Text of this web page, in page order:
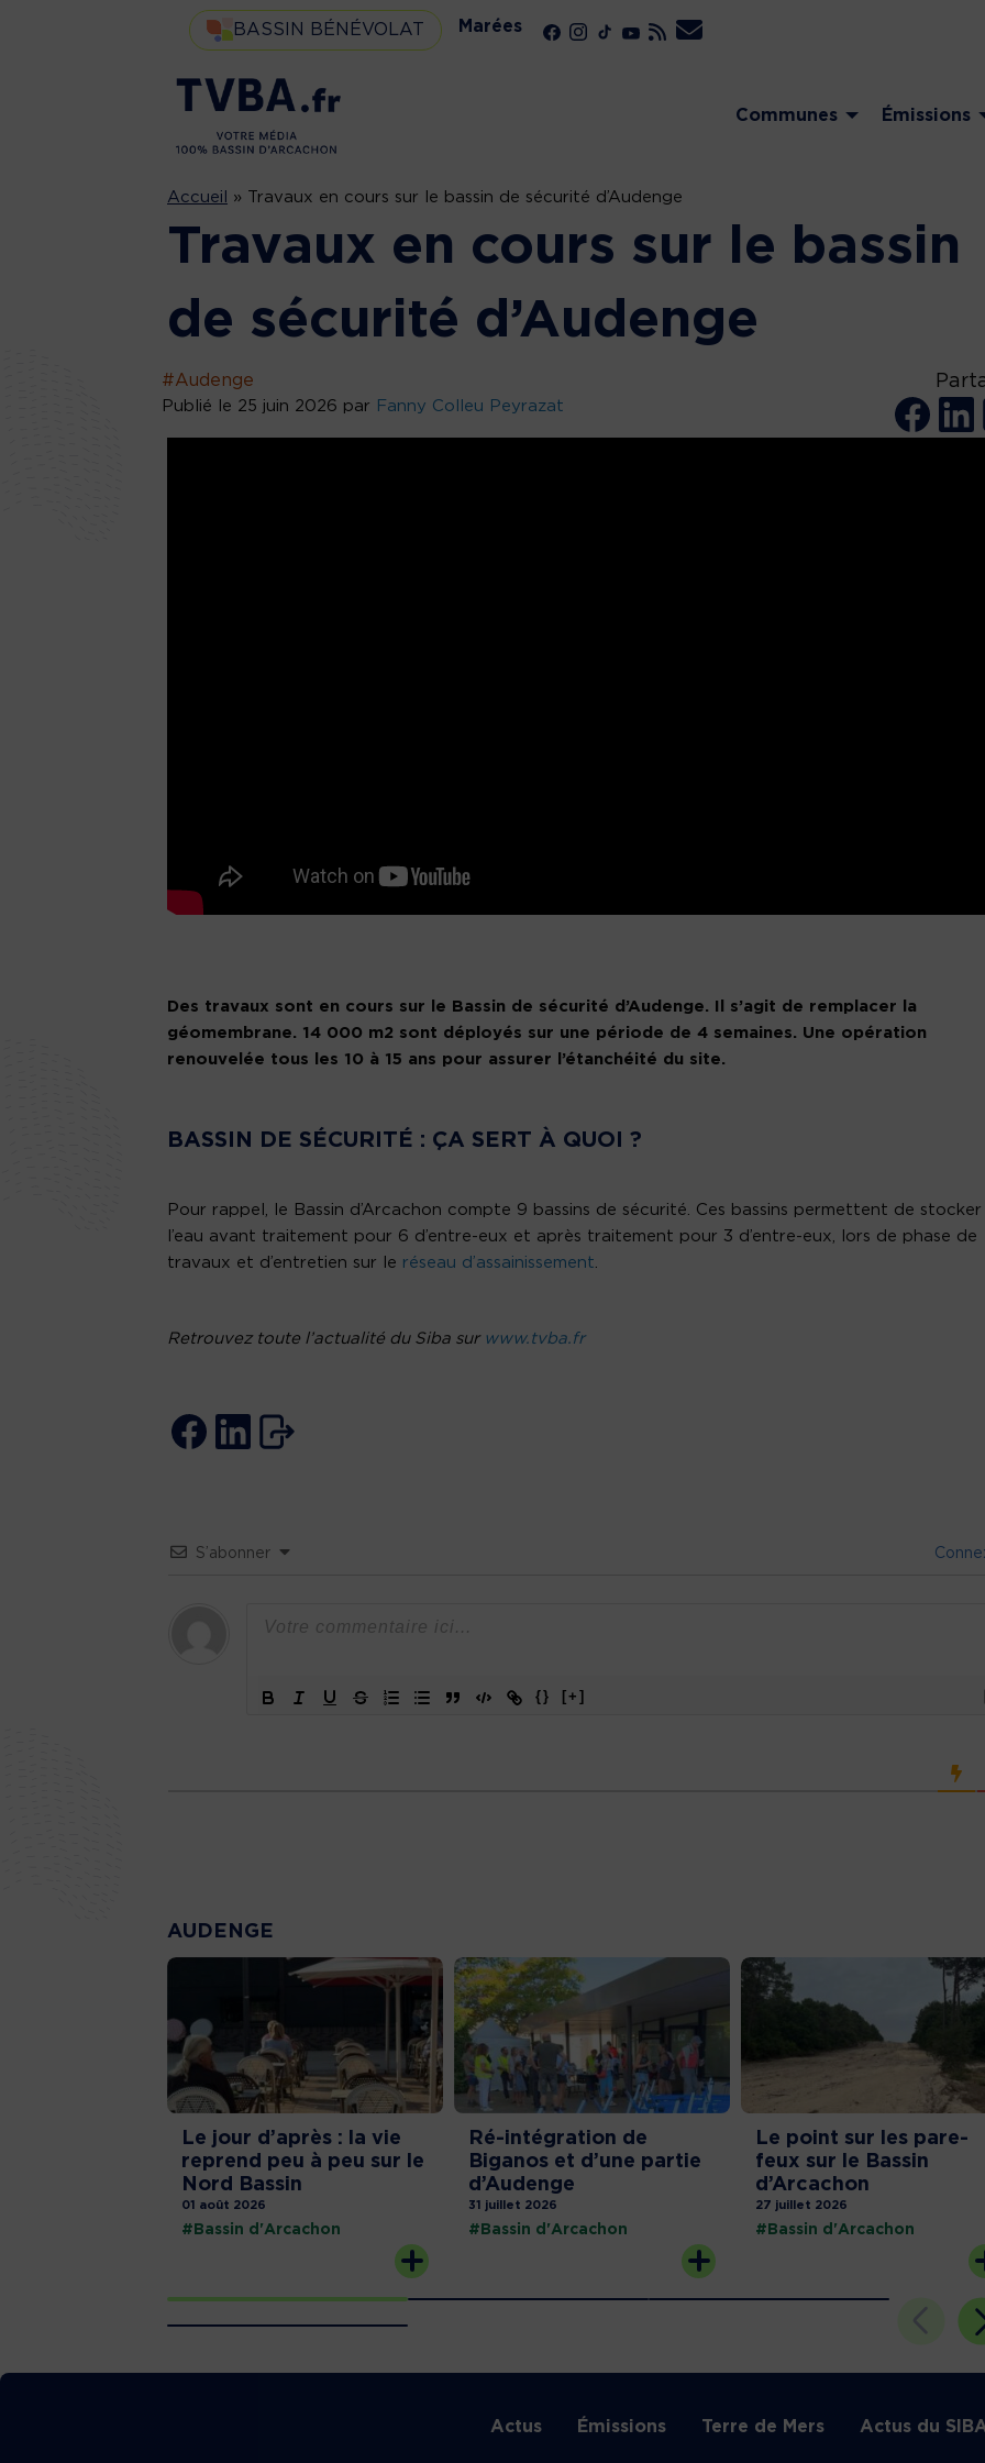
BASSIN BÉNÉVOLAT Marées
Communes Émissions
Accueil » Travaux en cours sur le bassin de sécurité d’Audenge
Travaux en cours sur le bassin
de sécurité d’Audenge
#Audenge
Publié le 25 juin 2026 par Fanny Colleu Peyrazat
Des travaux sont en cours sur le Bassin de sécurité d’Audenge. Il s’agit de remplacer la
géomembrane. 14 000 m2 sont déployés sur une période de 4 semaines. Une opération
renouvelée tous les 10 à 15 ans pour assurer l’étanchéité du site.
BASSIN DE SÉCURITÉ : ÇA SERT À QUOI ?
Pour rappel, le Bassin d’Arcachon compte 9 bassins de sécurité. Ces bassins permettent de stocker
l’eau avant traitement pour 6 d’entre-eux et après traitement pour 3 d’entre-eux, lors de phase de
travaux et d’entretien sur le réseau d’assainissement.
Retrouvez toute l’actualité du Siba sur www.tvba.fr
S’abonner
{} [+]
AUDENGE
Le jour d’après : la vie
reprend peu à peu sur le
Nord Bassin
01 août 2026
#Bassin d'Arcachon
Ré-intégration de
Biganos et d’une partie
d’Audenge
31 juillet 2026
#Bassin d'Arcachon
Le point sur les pare-
feux sur le Bassin
d’Arcachon
27 juillet 2026
#Bassin d'Arcachon
Actus Émissions Terre de Mers Actus du